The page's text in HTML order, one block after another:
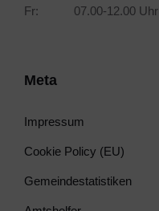
Fr: 07.00-12.00 Uhr
Meta
Impressum
Cookie Policy (EU)
Gemeindestatistiken